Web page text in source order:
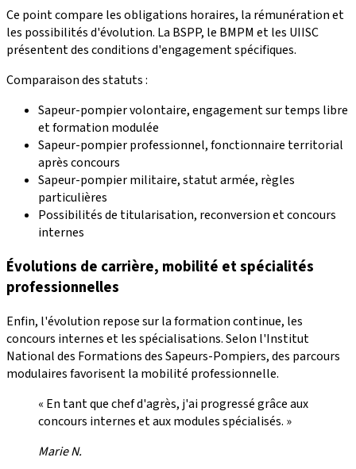
Ce point compare les obligations horaires, la rémunération et
les possibilités d'évolution. La BSPP, le BMPM et les UIISC
présentent des conditions d'engagement spécifiques.
Comparaison des statuts :
Sapeur-pompier volontaire, engagement sur temps libre
et formation modulée
Sapeur-pompier professionnel, fonctionnaire territorial
après concours
Sapeur-pompier militaire, statut armée, règles
particulières
Possibilités de titularisation, reconversion et concours
internes
Évolutions de carrière, mobilité et spécialités
professionnelles
Enfin, l'évolution repose sur la formation continue, les
concours internes et les spécialisations. Selon l'Institut
National des Formations des Sapeurs-Pompiers, des parcours
modulaires favorisent la mobilité professionnelle.
« En tant que chef d'agrès, j'ai progressé grâce aux
concours internes et aux modules spécialisés. »
Marie N.